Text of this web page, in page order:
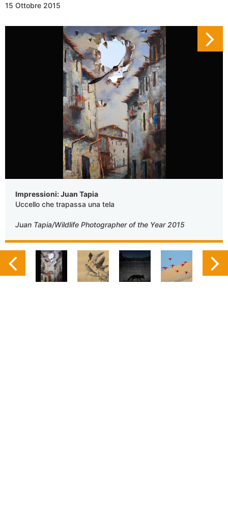
15 Ottobre 2015
Impressioni: Juan Tapia
Uccello che trapassa una tela
Juan Tapia/Wildlife Photographer of the Year 2015